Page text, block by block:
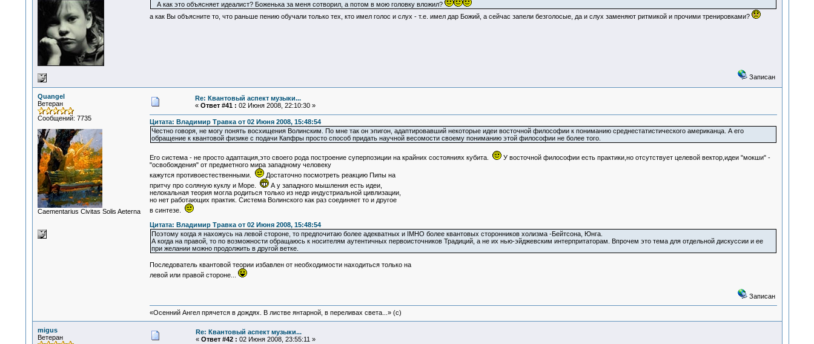
А как это объясняет идеалист? Боженька за меня сотворил, а потом в мою головку вложил?
а как Вы объясните то, что раньше пению обучали только тех, кто имел голос и слух - т.е. имел дар Божий, а сейчас запели безголосые, да и слух заменяют ритмикой и прочими тренировками?
Записан
Quangel
Ветеран
Сообщений: 7735
Сaementarius Civitas Solis Aeterna
Re: Квантовый аспект музыки...
« Ответ #41 : 02 Июня 2008, 22:10:30 »
Цитата: Владимир Травка от 02 Июня 2008, 15:48:54
Честно говоря, не могу понять восхищения Волинским. По мне так он эпигон, адаптировавший некоторые идеи восточной философии к пониманию среднестатистического американца. А его
обращение к квантовой физике с подачи Капфры просто способ придать научной весомости своему пониманию этой философии не более того.
Его система - не просто адаптация,это своего рода построение суперпозиции на крайних состояниях кубита.
У восточной философии есть практики,но отсутствует целевой вектор,идеи "мокши" -
"освобождения" от предметного мира западному человеку
кажутся противоестественными.
Достаточно посмотреть реакцию Пипы на
притчу про соляную куклу и Море.
А у западного мышления есть идеи,
нелокальная теория могла родиться только из недр индустриальной цивлизации,
но нет работающих практик. Система Волинского как раз соединяет то и другое
в синтезе.
Цитата: Владимир Травка от 02 Июня 2008, 15:48:54
Поэтому когда я нахожусь на левой стороне, то предпочитаю более адекватных и IMHO более квантовых сторонников холизма -Бейтсона, Юнга.
А когда на правой, то по возможности обращаюсь к носителям аутентичных первоисточников Традиций, а не их нью-эйджевским интерпритаторам. Впрочем это тема для отдельной дискуссии и ее
при желании можно продолжить в другой ветке.
Последователь квантовой теории избавлен от необходимости находиться только на
левой или правой стороне...
Записан
«Осенний Ангел прячется в дождях. В листве янтарной, в переливах света...» (c)
migus
Ветеран
Re: Квантовый аспект музыки...
« Ответ #42 : 02 Июня 2008, 23:55:11 »